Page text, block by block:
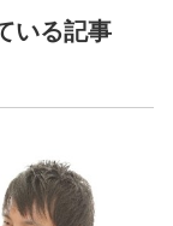
いる記事